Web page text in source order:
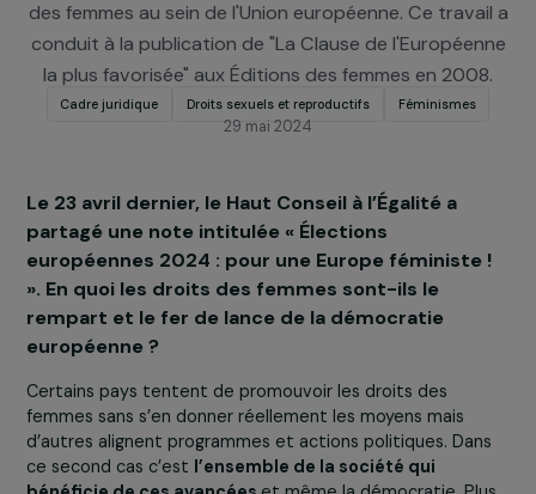
nationale de l'organisation où elle a initié et
bénévolement une analyse comparative des
des femmes au sein de l'Union européenne. Ce
conduit à la publication de "La Clause de
Droits sexuels et reproductifs
29 mai 2024
Le 23 avril dernier, le Haut Conseil à l’Égalité a
partagé une note intitulée « Élections
européennes 2024 : pour une Europe
». En quoi les droits des femmes sont-ils le
rempart et le fer de lance de la démocratie
européenne ?